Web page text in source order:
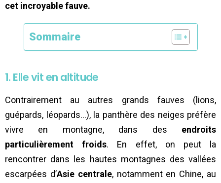
cet incroyable fauve.
Sommaire
1. Elle vit en altitude
Contrairement au autres grands fauves (lions,
guépards, léopards…), la panthère des neiges préfère
vivre en montagne, dans des endroits
particulièrement froids. En effet, on peut la
rencontrer dans les hautes montagnes des vallées
escarpées d’Asie centrale, notamment en Chine, au